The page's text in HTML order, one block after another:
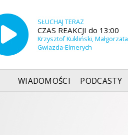
SŁUCHAJ TERAZ
CZAS REAKCJI do 13:00
Krzysztof Kukliński, Małgorzata
Gwiazda-Elmerych
WIADOMOŚCI PODCASTY